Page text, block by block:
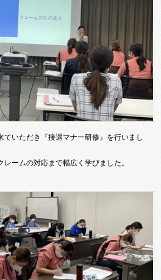
いただき『接遇マナー研修』を行いまし
ームの対応まで幅広く学びました。